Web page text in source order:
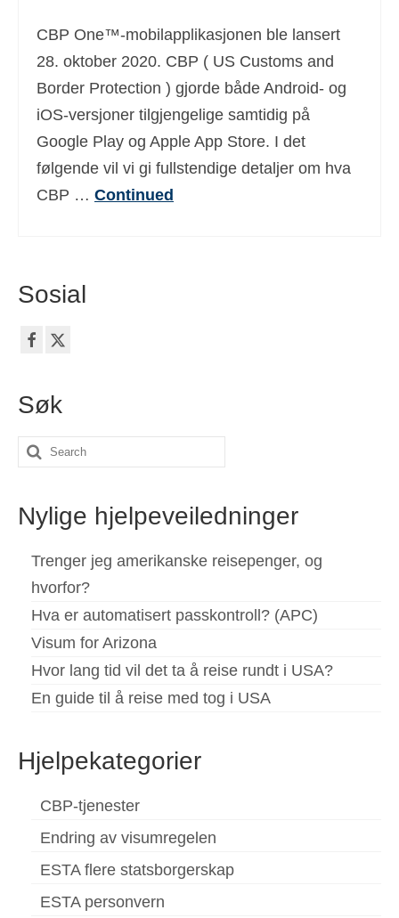
CBP One™-mobilapplikasjonen ble lansert
28. oktober 2020. CBP ( US Customs and
Border Protection ) gjorde både Android- og
iOS-versjoner tilgjengelige samtidig på
Google Play og Apple App Store. I det
følgende vil vi gi fullstendige detaljer om hva
CBP … Continued
Sosial
Søk
Search
Nylige hjelpeveiledninger
Trenger jeg amerikanske reisepenger, og
hvorfor?
Hva er automatisert passkontroll? (APC)
Visum for Arizona
Hvor lang tid vil det ta å reise rundt i USA?
En guide til å reise med tog i USA
Hjelpekategorier
CBP-tjenester
Endring av visumregelen
ESTA flere statsborgerskap
ESTA personvern